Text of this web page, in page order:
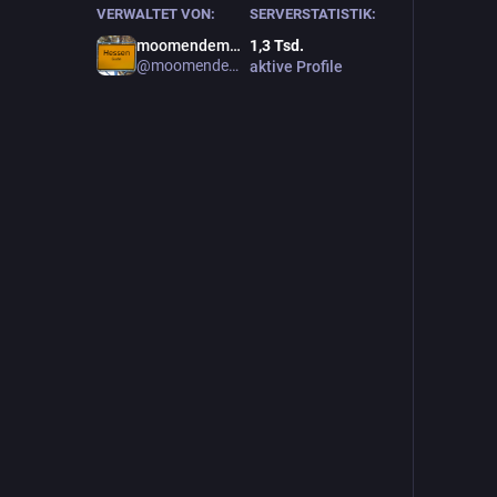
VERWALTET VON:
moomendemol!
@moomendemol
SERVERSTATISTIK:
1,3Tsd.
aktive Profile